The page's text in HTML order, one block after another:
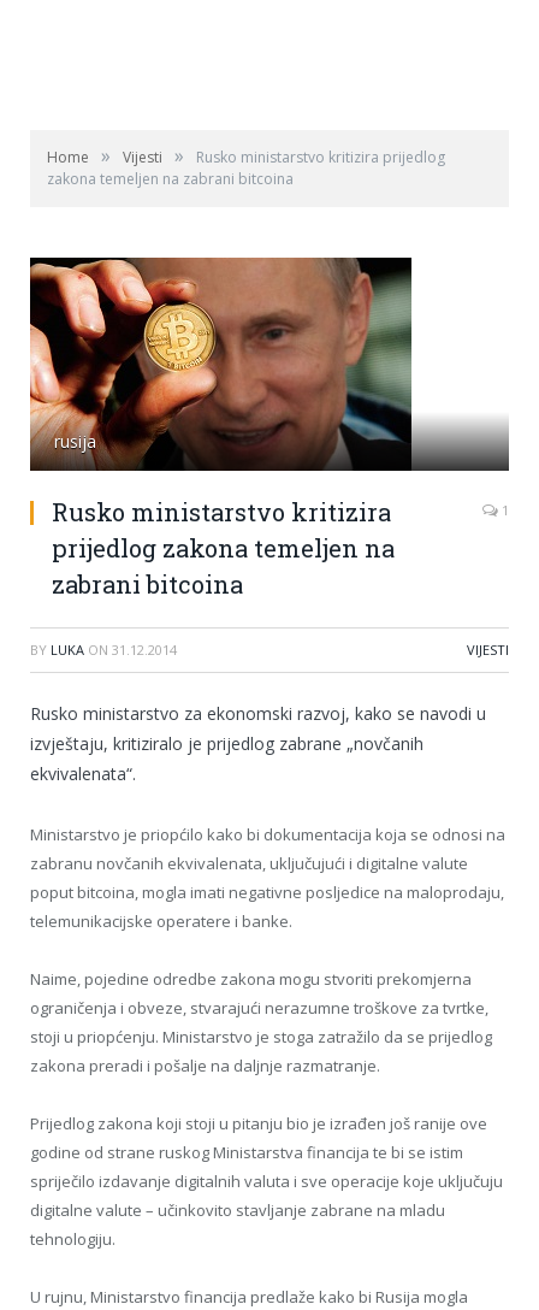
Home » Vijesti »
Rusko ministarstvo kritizira prijedlog
zakona temeljen na zabrani bitcoina
rusija
Rusko ministarstvo kritizira
prijedlog zakona temeljen na
zabrani bitcoina
1
BY LUKA ON 31.12.2014 VIJESTI
Rusko ministarstvo za ekonomski razvoj, kako se navodi u
izvještaju, kritiziralo je prijedlog zabrane „novčanih
ekvivalenata“.
Ministarstvo je priopćilo kako bi dokumentacija koja se odnosi na
zabranu novčanih ekvivalenata, uključujući i digitalne valute
poput bitcoina, mogla imati negativne posljedice na maloprodaju,
telemunikacijske operatere i banke.
Naime, pojedine odredbe zakona mogu stvoriti prekomjerna
ograničenja i obveze, stvarajući nerazumne troškove za tvrtke,
stoji u priopćenju. Ministarstvo je stoga zatražilo da se prijedlog
zakona preradi i pošalje na daljnje razmatranje.
Prijedlog zakona koji stoji u pitanju bio je izrađen još ranije ove
godine od strane ruskog Ministarstva financija te bi se istim
spriječilo izdavanje digitalnih valuta i sve operacije koje uključuju
digitalne valute – učinkovito stavljanje zabrane na mladu
tehnologiju.
U rujnu, Ministarstvo financija predlaže kako bi Rusija mogla